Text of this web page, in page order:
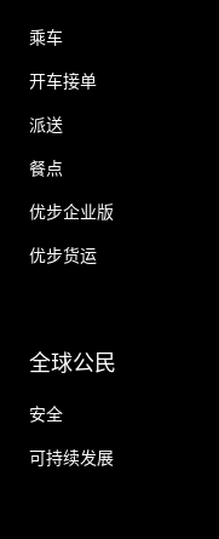
乘车
开车接单
派送
餐点
优步企业版
优步货运
全球公民
安全
可持续发展